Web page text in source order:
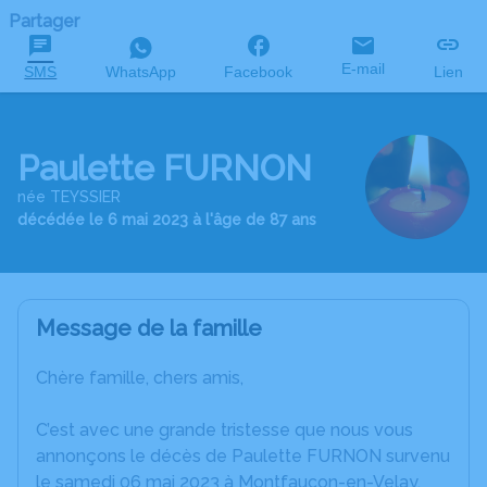
Partager
SMS WhatsApp Facebook E-mail Lien
Paulette FURNON
née TEYSSIER
décédée le 6 mai 2023 à l'âge de 87 ans
Message de la famille
Chère famille, chers amis,
C’est avec une grande tristesse que nous vous
annonçons le décès de Paulette FURNON survenu
le samedi 06 mai 2023 à Montfaucon-en-Velay.